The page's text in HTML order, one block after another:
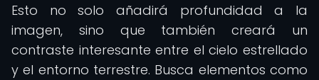
Esto no solo añadirá profundidad a la
imagen, sino que también creará un
contraste interesante entre el cielo estrellado
y el entorno terrestre. Busca elementos como